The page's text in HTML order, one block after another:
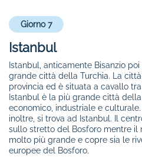
Giorno 7
Istanbul
Istanbul, anticamente Bisanzio
grande città della Turchia. La
provincia ed è situata a cavallo
Istanbul è la più grande città
economico, industriale e
inoltre, si trova ad Istanbul. Il
sullo stretto del Bosforo mentre il
molto più grande e copre sia le
europee del Bosforo.